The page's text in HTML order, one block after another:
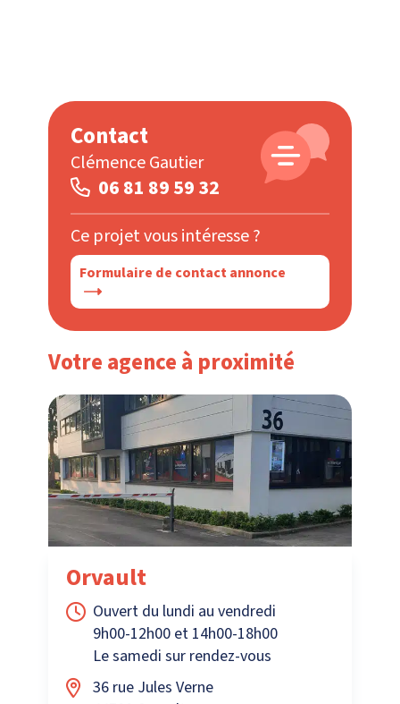
Contact
Clémence Gautier
06 81 89 59 32
Ce projet vous intéresse ?
Formulaire de contact annonce
Votre agence à proximité
Orvault
Ouvert du lundi au vendredi
9h00-12h00 et 14h00-18h00
Le samedi sur rendez-vous
36 rue Jules Verne